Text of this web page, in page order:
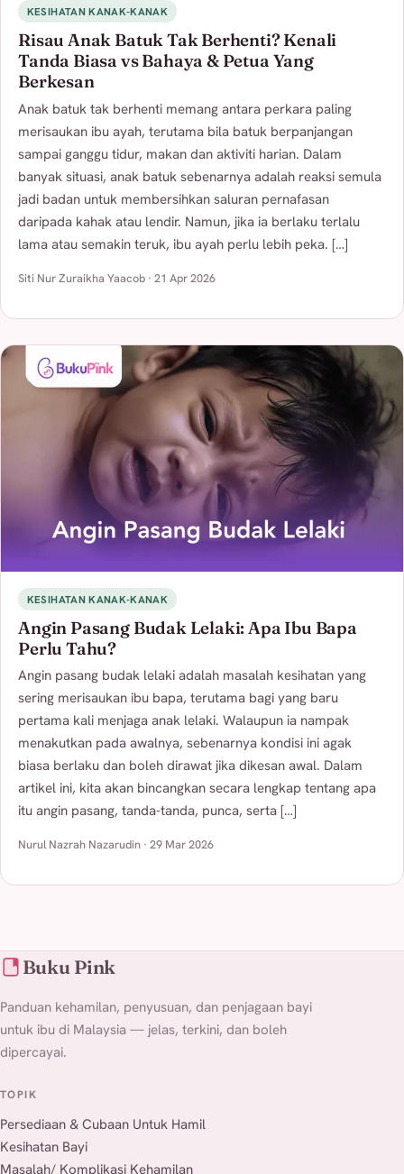
KESIHATAN KANAK-KANAK
Risau Anak Batuk Tak Berhenti? Kenali
Tanda Biasa vs Bahaya & Petua Yang
Berkesan
Anak batuk tak berhenti memang antara perkara paling
merisaukan ibu ayah, terutama bila batuk berpanjangan
sampai ganggu tidur, makan dan aktiviti harian. Dalam
banyak situasi, anak batuk sebenarnya adalah reaksi semula
jadi badan untuk membersihkan saluran pernafasan
daripada kahak atau lendir. Namun, jika ia berlaku terlalu
lama atau semakin teruk, ibu ayah perlu lebih peka. […]
Siti Nur Zuraikha Yaacob · 21 Apr 2026
KESIHATAN KANAK-KANAK
Angin Pasang Budak Lelaki: Apa Ibu Bapa
Perlu Tahu?
Angin pasang budak lelaki adalah masalah kesihatan yang
sering merisaukan ibu bapa, terutama bagi yang baru
pertama kali menjaga anak lelaki. Walaupun ia nampak
menakutkan pada awalnya, sebenarnya kondisi ini agak
biasa berlaku dan boleh dirawat jika dikesan awal. Dalam
artikel ini, kita akan bincangkan secara lengkap tentang apa
itu angin pasang, tanda-tanda, punca, serta […]
Nurul Nazrah Nazarudin · 29 Mar 2026
Buku Pink
Panduan kehamilan, penyusuan, dan penjagaan bayi
untuk ibu di Malaysia — jelas, terkini, dan boleh
dipercayai.
TOPIK
Persediaan & Cubaan Untuk Hamil
Kesihatan Bayi
Masalah/ Komplikasi Kehamilan